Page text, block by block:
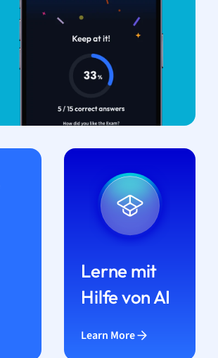
Lerne mit
Hilfe von AI
Learn More